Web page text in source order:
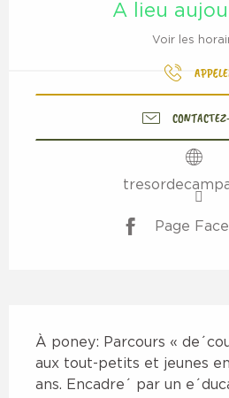
A lieu
Voir les
Page
À poney: Parcours «
aux tout-petits et jeunes
ans. Encadre´ par un